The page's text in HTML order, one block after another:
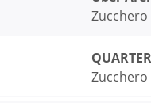
Zucchero
Zucchero